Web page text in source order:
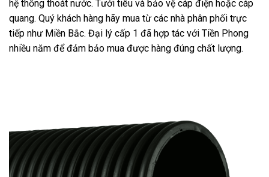
hệ thống thoát nước. Tưới tiêu và bảo vệ cáp điện hoặc cáp
quang. Quý khách hàng hãy mua từ các nhà phân phối trực
tiếp như Miền Bắc. Đại lý cấp 1 đã hợp tác với Tiền Phong
nhiều năm để đảm bảo mua được hàng đúng chất lượng.